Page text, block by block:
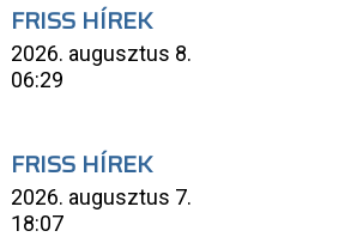
FRISS HÍREK
2026. augusztus 8.
06:29
FRISS HÍREK
2026. augusztus 7.
18:07